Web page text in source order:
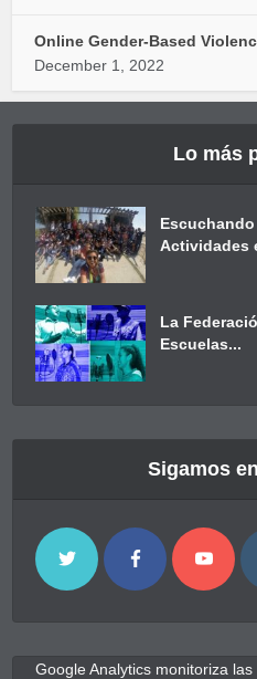
Online Gender-Based
December 1, 2022
Lo más
Actividades
La
Escuelas...
Sigamos
Google Analytics monitoriza